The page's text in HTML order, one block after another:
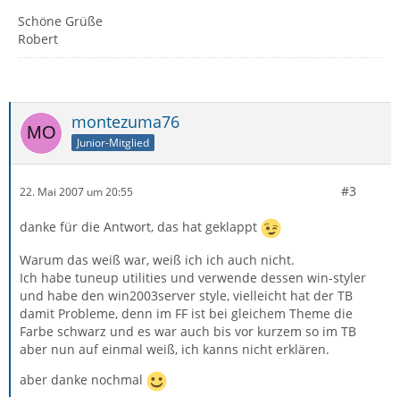
Schöne Grüße
Robert
montezuma76
Junior-Mitglied
22. Mai 2007 um 20:55 #3
danke für die Antwort, das hat geklappt
Warum das weiß war, weiß ich ich auch nicht.
Ich habe tuneup utilities und verwende dessen win-styler
und habe den win2003server style, vielleicht hat der TB
damit Probleme, denn im FF ist bei gleichem Theme die
Farbe schwarz und es war auch bis vor kurzem so im TB
aber nun auf einmal weiß, ich kanns nicht erklären.
aber danke nochmal